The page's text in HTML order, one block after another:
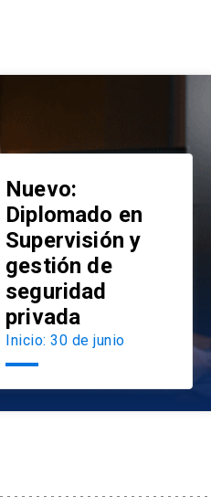
Nuevo:
Diplomado en
Supervisión y
gestión de
seguridad
privada
Inicio: 30 de junio